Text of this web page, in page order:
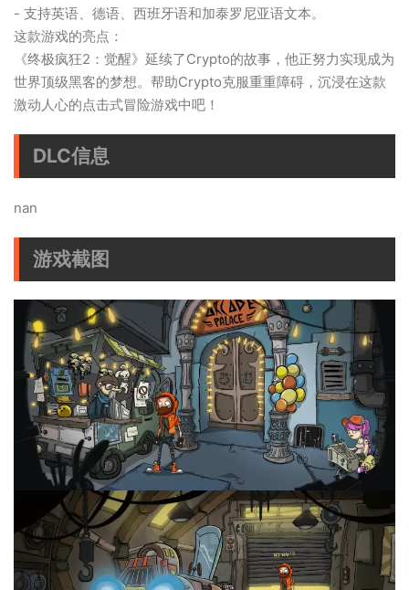
- 支持英语、德语、西班牙语和加泰罗尼亚语文本。
这款游戏的亮点：
《终极疯狂2：觉醒》延续了Crypto的故事，他正努力实现成为
世界顶级黑客的梦想。帮助Crypto克服重重障碍，沉浸在这款
激动人心的点击式冒险游戏中吧！
DLC信息
nan
游戏截图